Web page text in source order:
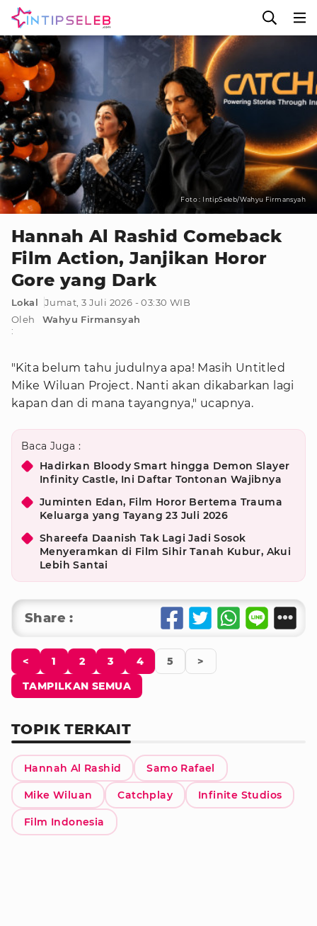
Foto : IntipSeleb/Wahyu Firmansyah
Hannah Al Rashid Comeback
Film Action, Janjikan Horor
Gore yang Dark
Lokal
Jumat, 3 Juli 2026 - 03:30 WIB
Oleh
:
Wahyu Firmansyah
"Kita belum tahu judulnya apa! Masih Untitled
Mike Wiluan Project. Nanti akan dikabarkan lagi
kapan dan di mana tayangnya," ucapnya.
Baca Juga :
Hadirkan Bloody Smart hingga Demon Slayer
Infinity Castle, Ini Daftar Tontonan Wajibnya
Juminten Edan, Film Horor Bertema Trauma
Keluarga yang Tayang 23 Juli 2026
Shareefa Daanish Tak Lagi Jadi Sosok
Menyeramkan di Film Sihir Tanah Kubur, Akui
Lebih Santai
Share :
< 1 2 3 4 5
>
TAMPILKAN SEMUA
TOPIK TERKAIT
Hannah Al Rashid Samo Rafael
Mike Wiluan Catchplay Infinite Studios
Film Indonesia